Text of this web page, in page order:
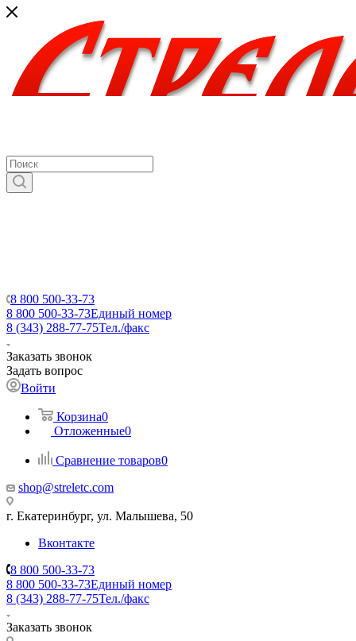
8 800 500-33-73
8 800 500-33-73Единый номер
8 (343) 288-77-75Тел./факс
Заказать звонок
Задать вопрос
Войти
Корзина0
Отложенные0
Сравнение товаров0
shop@streletc.com
г. Екатеринбург, ул. Малышева, 50
Вконтакте
8 800 500-33-73
8 800 500-33-73Единый номер
8 (343) 288-77-75Тел./факс
Заказать звонок